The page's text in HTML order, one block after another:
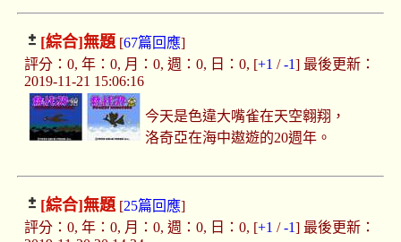
[綜合]無題[67篇回應]
評分：0, 年：0, 月：0, 週：0, 日：0, [+1 /-1] 最後更新：
2019-11-21 15:06:16
今天是色違大嘴雀在天空翱翔，
洛奇亞在海中遨遊的20週年。
[綜合]無題[25篇回應]
評分：0, 年：0, 月：0, 週：0, 日：0, [+1 /-1] 最後更新：